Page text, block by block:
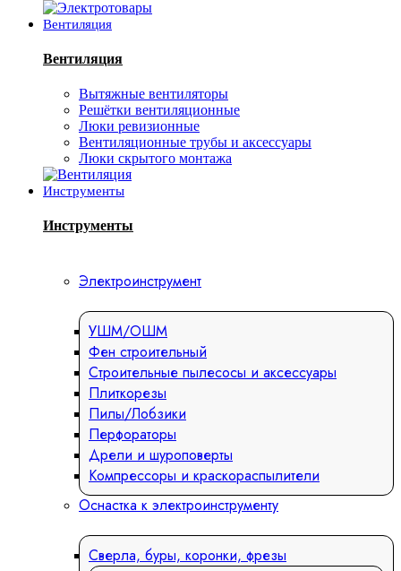
Вентиляция
Вентиляция
Вытяжные вентиляторы
Решётки вентиляционные
Люки ревизионные
Вентиляционные трубы и аксессуары
Люки скрытого монтажа
Инструменты
Инструменты
Электроинструмент
УШМ/ОШМ
Фен строительный
Строительные пылесосы и аксессуары
Плиткорезы
Пилы/Лобзики
Перфораторы
Дрели и шуроповерты
Компрессоры и краскораспылители
Оснастка к электроинструменту
Сверла, буры, коронки, фрезы